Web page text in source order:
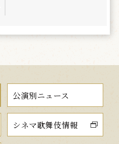
公演別ニュース
シネマ歌舞伎情報